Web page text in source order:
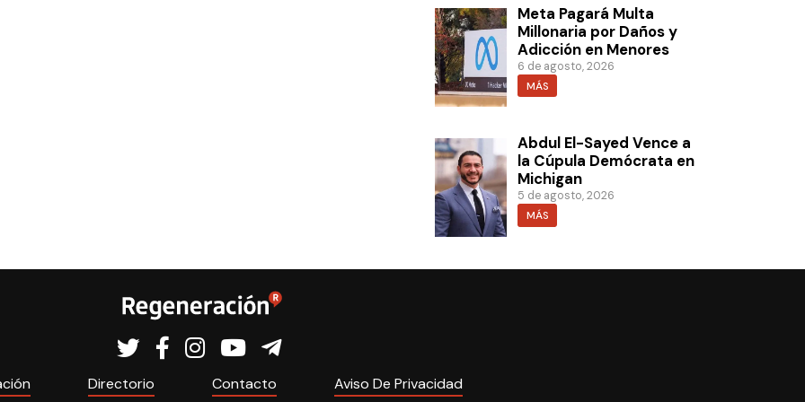
Meta Pagará Multa
Millonaria por Daños y
Adicción en Menores
6 de agosto, 2026
MÁS
Abdul El-Sayed Vence a
la Cúpula Demócrata en
Michigan
5 de agosto, 2026
MÁS
Directorio Contacto Aviso De Privacidad